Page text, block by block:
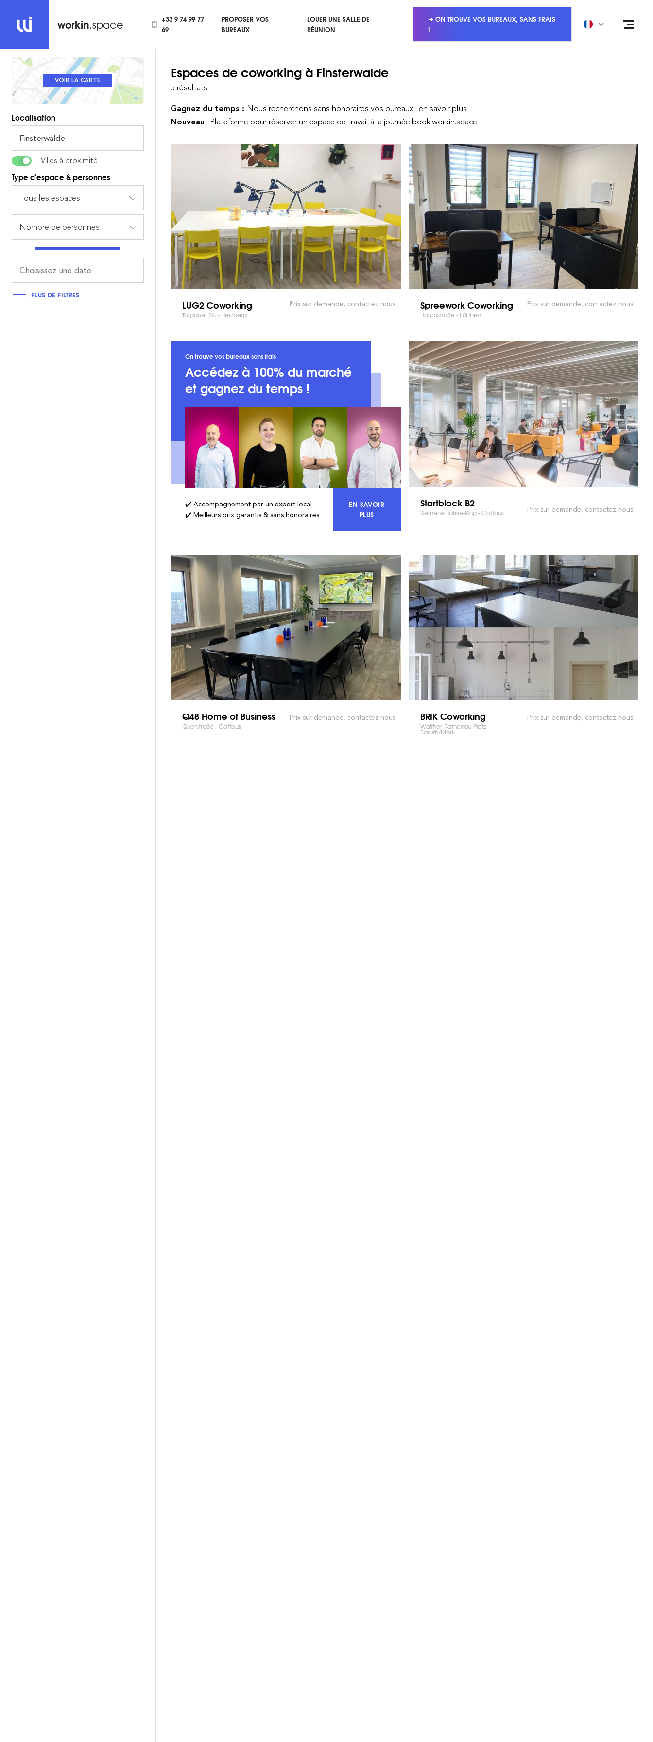
workin.space
+33 9 74 99 77
69
PROPOSER VOS
BUREAUX
LOUER UNE SALLE DE
RÉUNION
➜ ON TROUVE VOS BUREAUX, SANS FRAIS
!
REVENIR À LA LISTE
VOIR LA CARTE
Localisation
Villes à proximité
Type d'espace & personnes
Tous les espaces
Nombre de personnes
PLUS DE FILTRES
Espaces de coworkingà Finsterwalde
5 résultats
Gagnez du temps : Nous recherchons sans honoraires vos bureaux : en savoir plus
Nouveau : Plateforme pour réserver un espace de travail à la journée book.workin.space
LUG2 Coworking
Torgauer Str. - Herzberg
Prix sur demande, contactez nous Spreework Coworking
Hauptstraße - Lübben
Prix sur demande, contactez nous
On trouve vos bureaux sans frais
Accédez à 100% du marché
et gagnez du temps !
✔️ Accompagnement par un expert local
✔️ Meilleurs prix garantis & sans honoraires
EN SAVOIR
PLUSACCÉDEZ À 100% DU MARCHÉ ET GAGNEZ DU TEMPS !
Startblock B2
Siemens-Halske-Ring - Cottbus Prix sur demande, contactez nous
Q48 Home of Business
Querstraße - Cottbus
Prix sur demande, contactez nous BRIK Coworking
Walther-Rathenau-Platz -
Baruth/Mark
Prix sur demande, contactez nous